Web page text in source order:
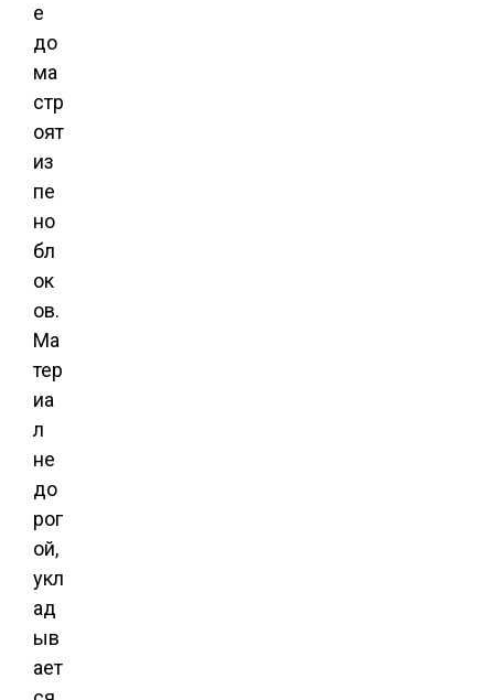
е
до
ма
стр
оят
из
пе
но
бл
ок
ов.
Ма
тер
иа
л
не
до
рог
ой,
укл
ад
ыв
ает